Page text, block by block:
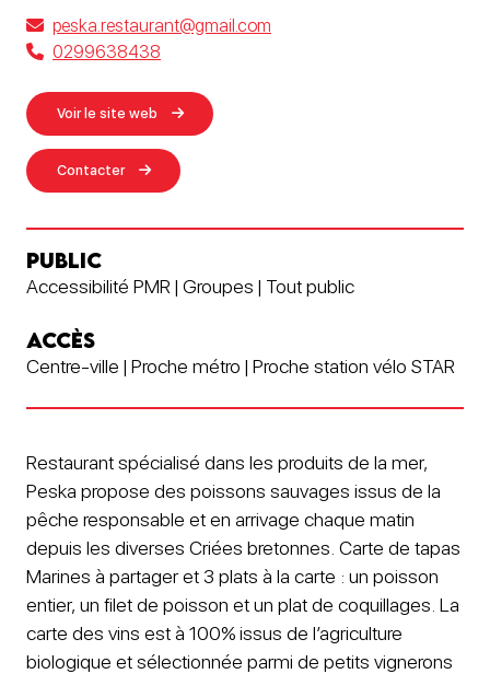
peska.restaurant@gmail.com
0299638438
Voir le site web
Contacter
PUBLIC
Accessibilité PMR | Groupes | Tout public
ACCÈS
Centre-ville | Proche métro | Proche station vélo STAR
Restaurant spécialisé dans les produits de la mer,
Peska propose des poissons sauvages issus de la
pêche responsable et en arrivage chaque matin
depuis les diverses Criées bretonnes. Carte de tapas
Marines à partager et 3 plats à la carte : un poisson
entier, un filet de poisson et un plat de coquillages. La
carte des vins est à 100% issus de l’agriculture
biologique et sélectionnée parmi de petits vignerons